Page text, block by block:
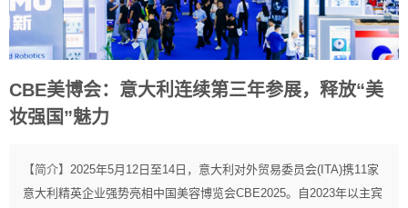
CBE美博会：意大利连续第三年参展，释放“美
妆强国”魅力
【简介】 2025年5月12日至14日，意大利对外贸易委员会(ITA)携11家
意大利精英企业强势亮相中国美容博览会CBE2025。自2023年以主宾